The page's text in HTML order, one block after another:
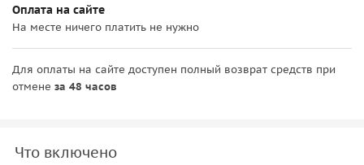
Оплата на сайте
На месте ничего платить не нужно
Для оплаты на сайте доступен полный возврат средств при
отмене за 48 часов
Что включено